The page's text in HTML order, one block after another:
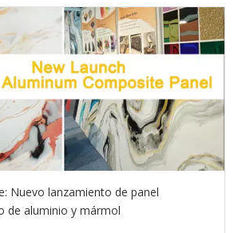
Nuevo lanzamiento de panel
de aluminio y mármol